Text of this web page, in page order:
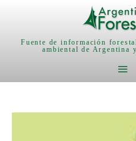
Fuente de información
ambiental de Argentina